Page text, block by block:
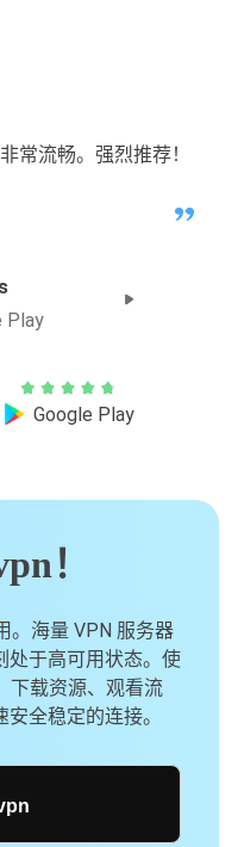
常流畅。强烈推荐！
Play
Google Play
！
。海量 VPN 服务器
处于高可用状态。使
下载资源、观看流
全稳定的连接。